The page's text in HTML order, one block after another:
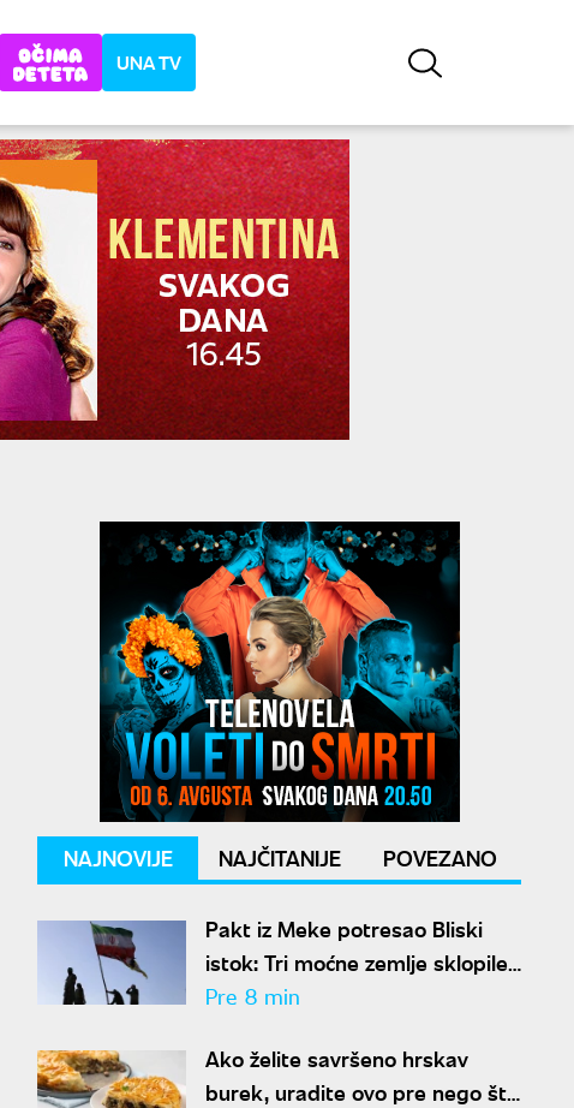
UNA TV
NAJNOVIJE NAJČITANIJE POVEZANO
Pakt iz Meke potresao Bliski
istok: Tri moćne zemlje sklopile
odbrambeni savez, Iran poziva
Pre 8 min
Ako želite savršeno hrskav
burek, uradite ovo pre nego što